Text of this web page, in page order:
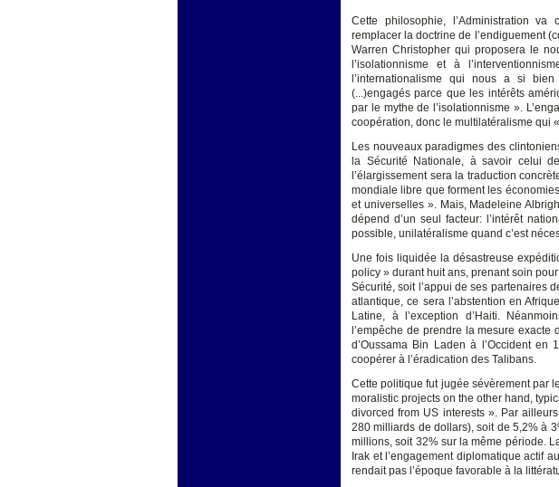
Cette philosophie, l’Administration
remplacer la doctrine de l’endiguement
Warren Christopher qui proposera le
l’isolationnisme et à
l’internationalisme qui nous a si
(...)engagés parce que les intérêts
par le mythe de l’isolationnisme ».
coopération, donc le multilatéralisme qui
Les nouveaux paradigmes des
la Sécurité Nationale, à savoir celui
l’élargissement sera la traduction
mondiale libre que forment les
et universelles ». Mais, Madeleine
dépend d’un seul facteur: l’intérêt
possible, unilatéralisme quand c’est
Une fois liquidée la désastreuse
policy » durant huit ans, prenant soin
Sécurité, soit l’appui de ses partenaires
atlantique, ce sera l’abstention en
Latine, à l’exception d’Haiti.
l’empêche de prendre la mesure
d’Oussama Bin Laden à l’Occident
coopérer à l’éradication des Talibans.
Cette politique fut jugée sévèrement par
moralistic projects on the other hand,
divorced from US interests ». Par
280 milliards de dollars), soit de 5,2% à
millions, soit 32% sur la même période.
Irak et l’engagement diplomatique actif
rendait pas l’époque favorable à la